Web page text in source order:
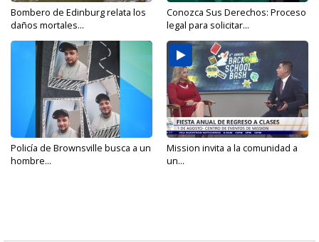
Bombero de Edinburg relata los
daños mortales...
Conozca Sus Derechos: Proceso
legal para solicitar...
Policía de Brownsville busca a un
hombre...
Mission invita a la comunidad a
un...